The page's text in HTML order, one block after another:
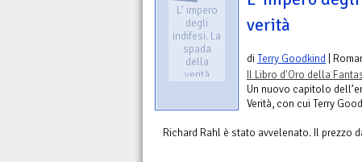
L' impero
degli
indifesi. La
spada
della
verità
verità
diTerry Goodkind |
Il Libro d'Oro della
Un nuovo capitolo
Verità, con cui Terry
Richard Rahl è stato avvelenato. Il prezzo